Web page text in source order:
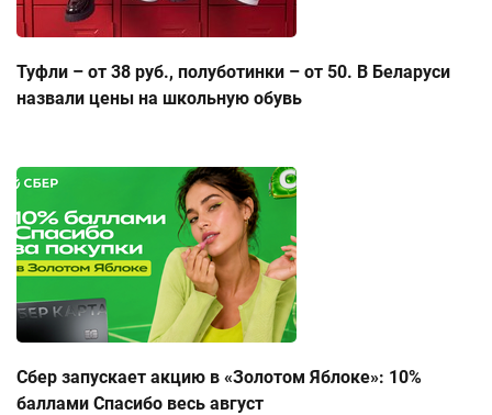
Туфли – от 38 руб., полуботинки – от 50. В Беларуси
назвали цены на школьную обувь
Сбер запускает акцию в «Золотом Яблоке»: 10%
баллами Спасибо весь август